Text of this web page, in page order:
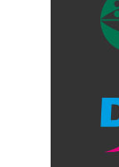
- Фидери и
-
- Морски
- Щеки и
-
- Грижа
-
- За повод
- Мухарски
- Вързани
-
- Джигове
-
-
- Пелети
- Плуваща
- Стръв и
-
- Стойки и
- Клещи и
- Игли и
-
- Якета и